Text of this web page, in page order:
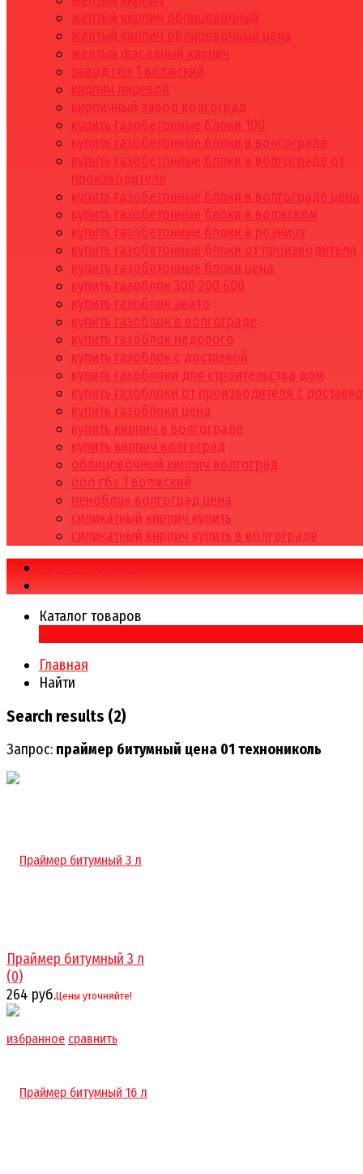
желтый кирпич облицовочный
желтый кирпич облицовочный цена
желтый фасадный кирпич
завод гбз 1 волжский
кирпич лицевой
кирпичный завод волгоград
купить газобетонные блоки 100
купить газобетонные блоки в волгограде
купить газобетонные блоки в волгограде от
производителя
купить газобетонные блоки в волгограде цена
купить газобетонные блоки в волжском
купить газобетонные блоки в розницу
купить газобетонные блоки от производителя
купить газобетонные блоки цена
купить газоблок 300 200 600
купить газоблок авито
купить газоблок в волгограде
купить газоблок недорого
купить газоблок с доставкой
купить газоблоки для строительства дом
купить газоблоки от производителя с
купить газоблоки цена
купить кирпич в волгограде
купить кирпич волгоград
облицовочный кирпич волгоград
ооо гбз 1 волжский
пеноблок волгоград цена
силикатный кирпич купить
силикатный кирпич купить в волгограде
Каталог товаров
Каталог товаров
×
Главная
Найти
Search results (2)
Запрос: праймер битумный цена 01 технониколь
избранное сравнить
Праймер битумный 3 л
(0)
264 руб.Цены уточняйте!